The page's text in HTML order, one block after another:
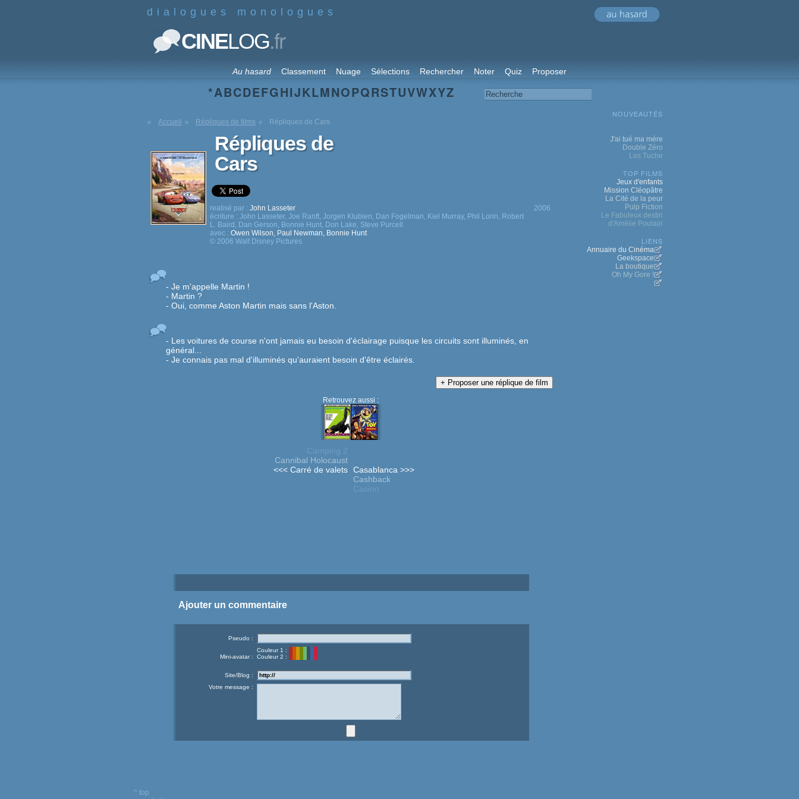
dialogues monologues
CINELOG.fr
Au hasard Classement Nuage Sélections Rechercher Noter Quiz Proposer
*ABCDEFGHIJKLMNOPQRSTUVWXYZ
Accueil Répliques de films Répliques de Cars
Répliques de
Cars
realisé par : John Lasseter
écriture : John Lasseter, Joe Ranft, Jorgen Klubien, Dan Fogelman, Kiel Murray, Phil Lorin, Robert
L. Baird , Dan Gerson, Bonnie Hunt, Don Lake, Steve Purcell
avec : Owen Wilson, Paul Newman, Bonnie Hunt
© 2006 Walt Disney Pictures
2006
- Je m'appelle Martin !
- Martin ?
- Oui, comme Aston Martin mais sans l'Aston.
- Les voitures de course n'ont jamais eu besoin d'éclairage puisque les circuits sont illuminés, en
général...
- Je connais pas mal d'illuminés qu'auraient besoin d'être éclairés.
Retrouvez aussi :
Camping 2
Cannibal Holocaust
<<< Carré de valets Casablanca >>>
Cashback
Casino
Ajouter un commentaire
Pseudo :
Mini-avatar :
Couleur 1 :
Couleur 2 :
Site/Blog :
Votre message :
NOUVEAUTÉS
J'ai tué ma mère
Double Zéro
Les Tuche
TOP FILMS
Jeux d'enfants
Mission Cléopâtre
La Cité de la peur
Pulp Fiction
Le Fabuleux destin
d'Amélie Poulain
LIENS
Annuaire du Cinéma
Geekspace
La boutique
Oh My Gore !
^ top